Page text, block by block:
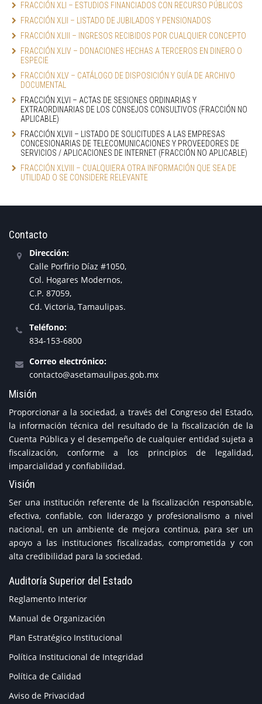
FRACCIÓN XLI – ESTUDIOS FINANCIADOS CON RECURSO PÚBLICOS
FRACCIÓN XLII – LISTADO DE JUBILADOS Y PENSIONADOS
FRACCIÓN XLIII – INGRESOS RECIBIDOS POR CUALQUIER CONCEPTO
FRACCIÓN XLIV – DONACIONES HECHAS A TERCEROS EN DINERO O
ESPECIE
FRACCIÓN XLV – CATÁLOGO DE DISPOSICIÓN Y GUÍA DE ARCHIVO
DOCUMENTAL
FRACCIÓN XLVI – ACTAS DE SESIONES ORDINARIAS Y
EXTRAORDINARIAS DE LOS CONSEJOS CONSULTIVOS (FRACCIÓN NO
APLICABLE)
FRACCIÓN XLVII – LISTADO DE SOLICITUDES A LAS EMPRESAS
CONCESIONARIAS DE TELECOMUNICACIONES Y PROVEEDORES DE
SERVICIOS / APLICACIONES DE INTERNET (FRACCIÓN NO APLICABLE)
FRACCIÓN XLVIII – CUALQUIERA OTRA INFORMACIÓN QUE SEA DE
UTILIDAD O SE CONSIDERE RELEVANTE
Contacto
Dirección:
Calle Porfirio Díaz #1050,
Col. Hogares Modernos,
C.P. 87059,
Cd. Victoria, Tamaulipas.
Teléfono:
834-153-6800
Correo electrónico:
contacto@asetamaulipas.gob.mx
Misión
Proporcionar a la sociedad, a través del Congreso del Estado,
la información técnica del resultado de la fiscalización de la
Cuenta Pública y el desempeño de cualquier entidad sujeta a
fiscalización, conforme a los principios de legalidad,
imparcialidad y confiabilidad.
Visión
Ser una institución referente de la fiscalización responsable,
efectiva, confiable, con liderazgo y profesionalismo a nivel
nacional, en un ambiente de mejora continua, para ser un
apoyo a las instituciones fiscalizadas, comprometida y con
alta credibilidad para la sociedad.
Auditoría Superior del Estado
Reglamento Interior
Manual de Organización
Plan Estratégico Institucional
Política Institucional de Integridad
Política de Calidad
Aviso de Privacidad